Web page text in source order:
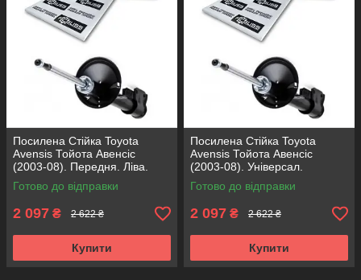
Посилена Стійка Toyota
Avensis Тойота Авенсіс
(2003-08). Передня. Ліва.
317121 , 334816 KOREA
Аксусс!
Готово до відправки
2 097 ₴ 2 622 ₴
Купити
Посилена Стійка Toyota
Avensis Тойота Авенсіс
(2003-08). Універсал.
Передня. Права. 317122 ,
334815 KOREA Аксусс!
Готово до відправки
2 097 ₴ 2 622 ₴
Купити